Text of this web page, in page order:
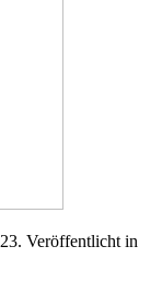
. Veröffentlicht in